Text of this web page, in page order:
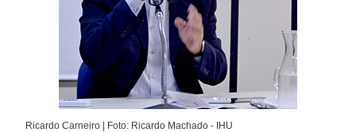
Ricardo Carneiro | Foto: Ricardo Machado - IHU